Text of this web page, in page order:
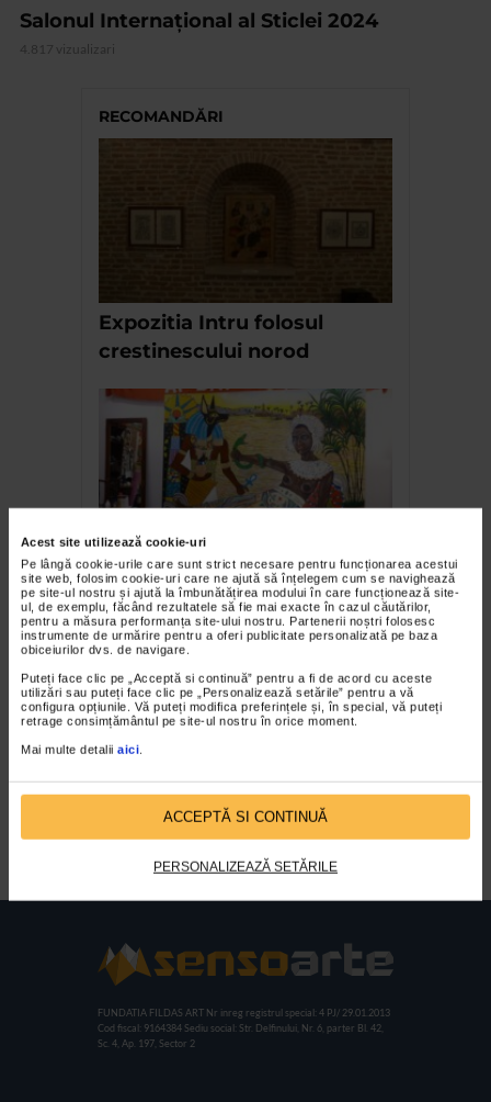
Acest site utilizează cookie-uri
Pe lângă cookie-urile care sunt strict necesare pentru funcționarea acestui
site web, folosim cookie-uri care ne ajută să înțelegem cum se navighează
pe site-ul nostru și ajută la îmbunătățirea modului în care funcționează site-
ul, de exemplu, făcând rezultatele să fie mai exacte în cazul căutărilor,
pentru a măsura performanța site-ului nostru. Partenerii noștri folosesc
instrumente de urmărire pentru a oferi publicitate personalizată pe baza
obiceiurilor dvs. de navigare.
Puteți face clic pe „Acceptă si continuă” pentru a fi de acord cu aceste
utilizări sau puteți face clic pe „Personalizează setările” pentru a vă
configura opțiunile. Vă puteți modifica preferințele și, în special, vă puteți
retrage consimțământul pe site-ul nostru în orice moment.
Mai multe detalii aici.
ACCEPTĂ SI CONTINUĂ
PERSONALIZEAZĂ SETĂRILE
Salonul Internaţional al Sticlei 2024
4.817 vizualizari
RECOMANDĂRI
Expozitia Intru folosul
crestinescului norod
In atelierul lui Paul Hitter
Natură statică cu margarete
și carte de Theodor Pallady
FUNDATIA FILDAS ART Nr inreg registrul special: 4 PJ/ 29.01.2013
Cod fiscal: 9164384 Sediu social: Str. Delfinului, Nr. 6, parter Bl. 42,
Sc. 4, Ap. 197, Sector 2